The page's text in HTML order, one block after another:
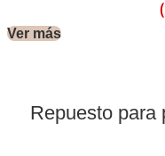
Ver más
Repuesto para